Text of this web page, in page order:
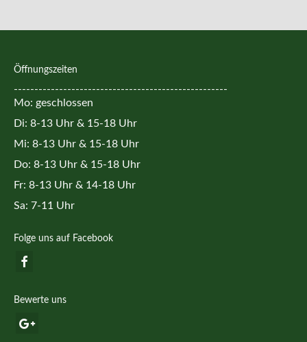
Öffnungszeiten
----------------------------------------------------
Mo: geschlossen
Di: 8-13 Uhr & 15-18 Uhr
Mi: 8-13 Uhr & 15-18 Uhr
Do: 8-13 Uhr & 15-18 Uhr
Fr: 8-13 Uhr & 14-18 Uhr
Sa: 7-11 Uhr
Folge uns auf Facebook
Bewerte uns